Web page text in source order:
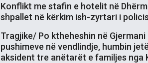
Konflikt me stafin e hotelit në
shpallet në kërkim ish-zyrtari i
Tragjike/ Po ktheheshin në Gjermani
pushimeve në vendlindje, humbin
aksident tre anëtarët e familjes nga